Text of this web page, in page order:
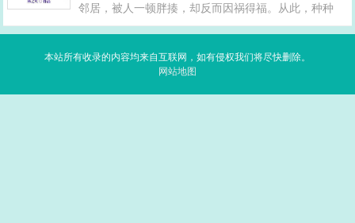
邻居，被人一顿胖揍，却反而因祸得福。从此，种种
田，养养鱼，开发温泉，建立山庄，搞旅游，将贫瘠的
本站所有收录的内容均来自互联网，如有侵权我们将尽快删除。
网站地图